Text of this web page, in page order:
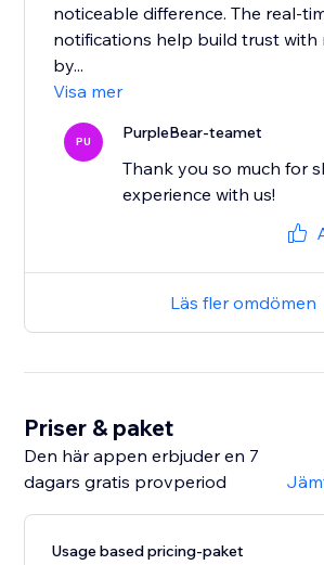
noticeable difference. The real-
notifications help build trust with
by...
Visa mer
PU PurpleBear-teamet
Thank you so much for
experience with us!
Läs fler omdömen
Priser & paket
Den här appen erbjuder en 7
dagars gratis provperiod
Usage based pricing-paket